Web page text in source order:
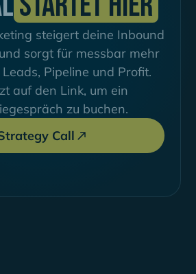
steigert deine Inbound
sorgt für messbar mehr
Pipeline und Profit.
auf den Link, um ein
zu buchen.
Call